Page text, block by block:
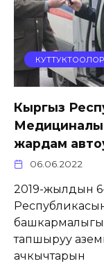
КУТТУКТООЛОР
Кыргыз
жардам
06.06.2022
2019-жылдын 6-
тапшыруу
ачкычтарын